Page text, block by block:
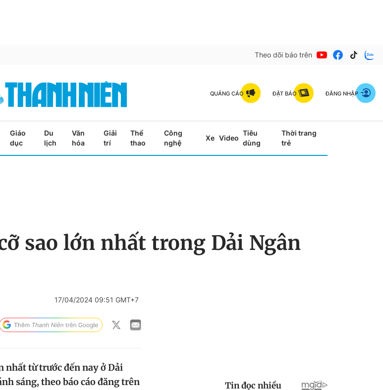
Theo dõi báo trên
QUẢNG CÁO ĐẶT BÁO ĐĂNG NHẬP
Giáo
dục
Du
lịch
Văn
hóa
Giải
trí
Thể
thao
Công
nghệ
Xe Video
Tiêu
dùng
Thời trang
trẻ
sao lớn nhất trong Dải Ngân
17/04/2024 09:51 GMT+7
nhất từ trước đến nay ở Dải
sáng, theo báo cáo đăng trên